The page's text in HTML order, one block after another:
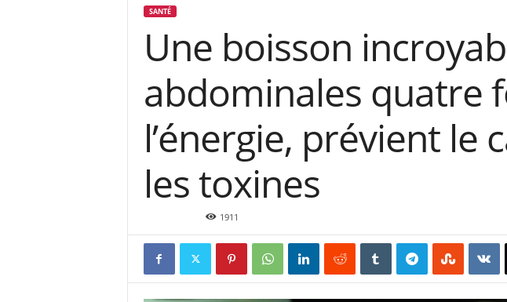
SANTÉ
Une boisson
abdominales quatre
l’énergie, prévient le
les toxines
1911